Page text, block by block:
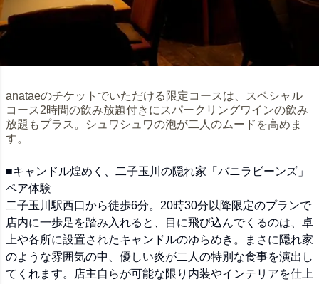
anataeのチケットでいただける限定コースは、スペシャル
コース2時間の飲み放題付きにスパークリングワインの飲み
放題もプラス。シュワシュワの泡が二人のムードを高めま
す。
■キャンドル煌めく、二子玉川の隠れ家「バニラビーンズ」
ペア体験
二子玉川駅西口から徒歩6分。20時30分以降限定のプランで
店内に一歩足を踏み入れると、目に飛び込んでくるのは、卓
上や各所に設置されたキャンドルのゆらめき。まさに隠れ家
のような雰囲気の中、優しい炎が二人の特別な食事を演出し
てくれます。店主自らが可能な限り内装やインテリアを仕上